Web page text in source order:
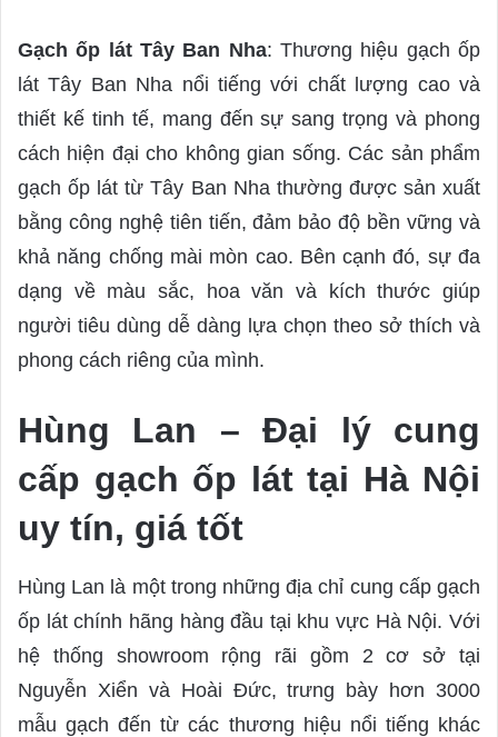
Gạch ốp lát Tây Ban Nha: Thương hiệu gạch ốp
lát Tây Ban Nha nổi tiếng với chất lượng cao và
thiết kế tinh tế, mang đến sự sang trọng và phong
cách hiện đại cho không gian sống. Các sản phẩm
gạch ốp lát từ Tây Ban Nha thường được sản xuất
bằng công nghệ tiên tiến, đảm bảo độ bền vững và
khả năng chống mài mòn cao. Bên cạnh đó, sự đa
dạng về màu sắc, hoa văn và kích thước giúp
người tiêu dùng dễ dàng lựa chọn theo sở thích và
phong cách riêng của mình.
Hùng Lan – Đại lý cung
cấp gạch ốp lát tại Hà Nội
uy tín, giá tốt
Hùng Lan là một trong những địa chỉ cung cấp gạch
ốp lát chính hãng hàng đầu tại khu vực Hà Nội. Với
hệ thống showroom rộng rãi gồm 2 cơ sở tại
Nguyễn Xiển và Hoài Đức, trưng bày hơn 3000
mẫu gạch đến từ các thương hiệu nổi tiếng khác